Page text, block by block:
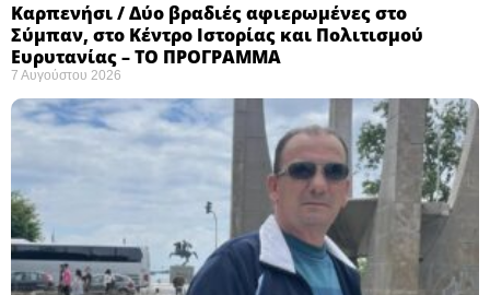
Καρπενήσι / Δύο βραδιές αφιερωμένες στο
Σύμπαν, στο Κέντρο Ιστορίας και Πολιτισμού
Ευρυτανίας – ΤΟ ΠΡΟΓΡΑΜΜΑ
7 Αυγούστου 2026